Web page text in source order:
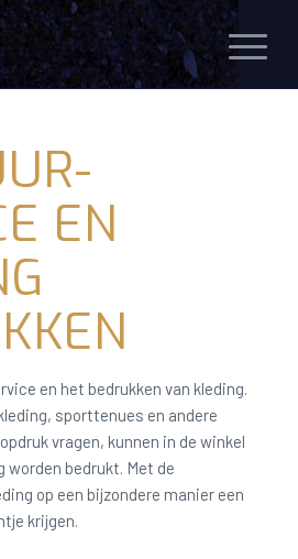
EN
en het bedrukken van kleding.
sporttenues en andere
vragen, kunnen in de winkel
worden bedrukt. Met de
op een bijzondere manier een
krijgen.